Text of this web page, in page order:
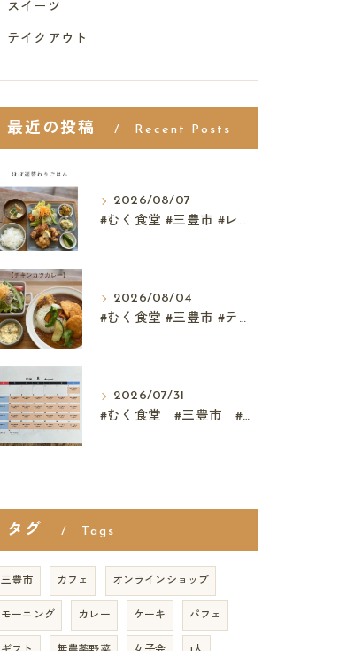
スイーツ
テイクアウト
最近の投稿 Recent Posts
2026/08/07
#むく食堂 #三豊市 #レストラン #テイクアウト #父...
2026/08/04
#むく食堂 #三豊市 #テイクアウト #高屋神社 #...
2026/07/31
#むく食堂 #三豊市 #レストラン #ランチ #スウィーツ
タグ Tags
三豊市 カフェ オンラインショップ
モーニング カレー ケーキ パフェ